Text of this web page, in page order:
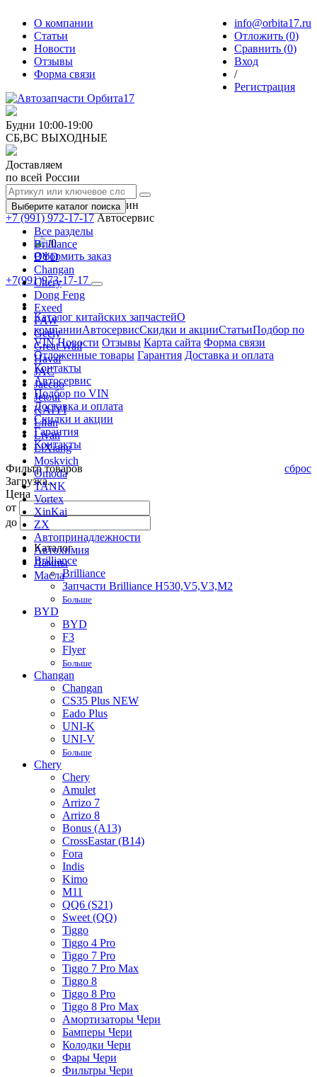
О компании
Статьи
Новости
Отзывы
Форма связи
info@orbita17.ru
Отложить (0)
Сравнить (0)
Вход
/
Регистрация
Будни 10:00-19:00
СБ,ВС ВЫХОДНЫЕ
Доставляем
по всей России
Выберите каталог поиска
Все разделы
Brilliance
BYD
Changan
Chery
Dong Feng
Exeed
FAW
Geely
Great Wall
Haval
JAC
Jaecoo
Jetour
KAIYI
Lifan
Livan
LiXiang
Moskvich
Omoda
TANK
Vortex
XinKai
ZX
Автопринадлежности
Автохимия
Лампы
Масла
+7 (991) 973-17-17Магазин
+7 (991) 972-17-17Автосервис
/0
Оформить заказ
+7(991)973-17-17
Toggle
Каталог китайских запчастейО
компанииАвтосервисСкидки и акцииСтатьиПодбор по
VIN Новости Отзывы Карта сайта Форма связи
Отложенные товары Гарантия Доставка и оплата
Контакты
Автосервис
Подбор по VIN
Доставка и оплата
Скидки и акции
Гарантия
Контакты
сброс
Фильтр товаров
Загрузка...
Цена
от
до
Каталог
Brilliance
Brilliance
Запчасти Brilliance H530,V5,V3,M2
Больше
BYD
BYD
F3
Flyer
Больше
Changan
Changan
CS35 Plus NEW
Eado Plus
UNI-K
UNI-V
Больше
Chery
Chery
Amulet
Arrizo 7
Arrizo 8
Bonus (A13)
CrossEastar (B14)
Fora
Indis
Kimo
M11
QQ6 (S21)
Sweet (QQ)
Tiggo
Tiggo 4 Pro
Tiggo 7 Pro
Tiggo 7 Pro Max
Tiggo 8
Tiggo 8 Pro
Tiggo 8 Pro Max
Амортизаторы Чери
Бамперы Чери
Колодки Чери
Фары Чери
Фильтры Чери